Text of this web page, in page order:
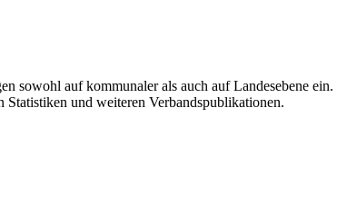
sowohl auf kommunaler als auch auf Landesebene
und weiteren Verbandspublikationen.